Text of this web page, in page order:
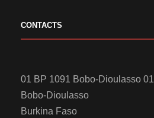
CONTACTS
01 BP 1091 Bobo-Dioulasso 01
Bobo-Dioulasso
Burkina Faso